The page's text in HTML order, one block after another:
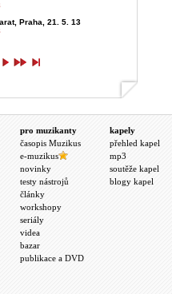
Praha, 21. 5. 13
pro muzikanty
časopis Muzikus
e-muzikus
novinky
testy nástrojů
články
workshopy
seriály
videa
bazar
publikace a DVD
kapely
přehled kapel
mp3
soutěže kapel
blogy kapel